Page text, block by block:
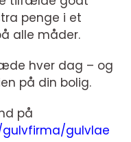
penge i et
alle måder.
hver dag – og
på din bolig.
på
gulvfirma/gulvlae